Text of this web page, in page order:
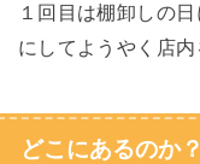
１回目は棚卸しの
にしてようやく店内
どこにあるのか？